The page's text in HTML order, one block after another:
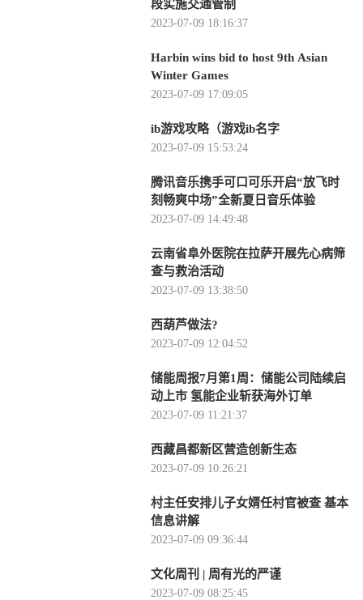
段实施交通管制
2023-07-09 18:16:37
Harbin wins bid to host 9th Asian
Winter Games
2023-07-09 17:09:05
ib游戏攻略（游戏ib名字
2023-07-09 15:53:24
腾讯音乐携手可口可乐开启“放飞时
刻畅爽中场”全新夏日音乐体验
2023-07-09 14:49:48
云南省阜外医院在拉萨开展先心病筛
查与救治活动
2023-07-09 13:38:50
西葫芦做法?
2023-07-09 12:04:52
储能周报7月第1周：储能公司陆续启
动上市 氢能企业斩获海外订单
2023-07-09 11:21:37
西藏昌都新区营造创新生态
2023-07-09 10:26:21
村主任安排儿子女婿任村官被查 基本
信息讲解
2023-07-09 09:36:44
文化周刊 | 周有光的严谨
2023-07-09 08:25:45